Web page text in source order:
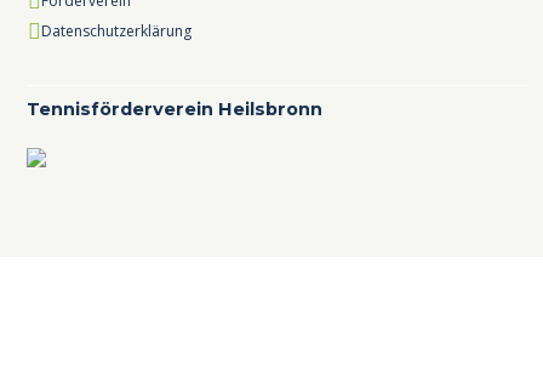
Datenschutzerklärung
Tennisförderverein Heilsbronn